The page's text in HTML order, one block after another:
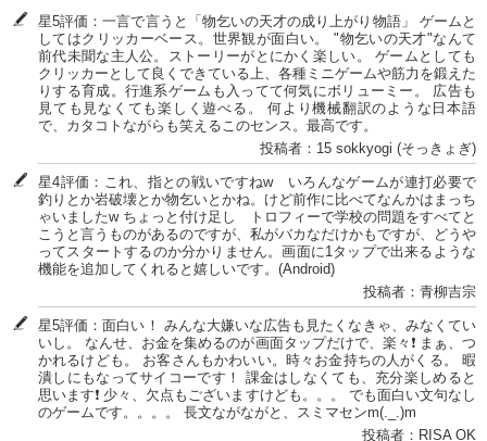
星5評価：一言で言うと「物乞いの天才の成り上がり物語」 ゲームと
してはクリッカーベース。世界観が面白い。 "物乞いの天才"なんて
前代未聞な主人公。ストーリーがとにかく楽しい。 ゲームとしても
クリッカーとして良くできている上、各種ミニゲームや筋力を鍛えた
りする育成。行進系ゲームも入ってて何気にボリューミー。 広告も
見ても見なくても楽しく遊べる。 何より機械翻訳のような日本語
で、カタコトながらも笑えるこのセンス。最高です。
投稿者：15 sokkyogi (‪そっきょぎ‬)
星4評価：これ、指との戦いですねw いろんなゲームが連打必要で
釣りとか岩破壊とか物乞いとかね。けど前作に比べてなんかはまっち
ゃいましたw ちょっと付け足し トロフィーで学校の問題をすべてと
こうと言うものがあるのですが、私がバカなだけかもですが、どうや
ってスタートするのか分かりません。画面に1タップで出来るような
機能を追加してくれると嬉しいです。(Android)
投稿者：青柳吉宗
星5評価：面白い！ みんな大嫌いな広告も見たくなきゃ、みなくてい
いし。 なんせ、お金を集めるのが画面タップだけで、楽々❗ まぁ、つ
かれるけども。 お客さんもかわいい。時々お金持ちの人がくる。 暇
潰しにもなってサイコーです！ 課金はしなくても、充分楽しめると
思います❗ 少々、欠点もございますけども。。。 でも面白い文句なし
のゲームです。。。。 長文ながながと、スミマセンm(._.)m
投稿者：RISA OK